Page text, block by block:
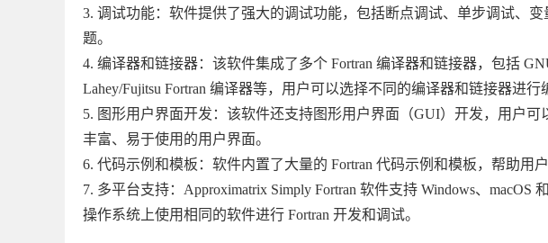
3. 调试功能：软件提供了强大的调试功能，包括断点调试、单步调试、
题。
4. 编译器和链接器：该软件集成了多个 Fortran 编译器和链接器，包括
Lahey/Fujitsu Fortran 编译器等，用户可以选择不同的编译器和链接器进
5. 图形用户界面开发：该软件还支持图形用户界面（GUI）开发，用户
丰富、易于使用的用户界面。
6. 代码示例和模板：软件内置了大量的 Fortran 代码示例和模板，帮助用
7. 多平台支持：Approximatrix Simply Fortran 软件支持 Windows、
操作系统上使用相同的软件进行 Fortran 开发和调试。